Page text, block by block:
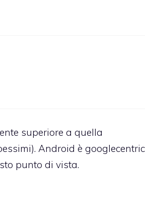
superiore a quella
Android è
punto di vista.